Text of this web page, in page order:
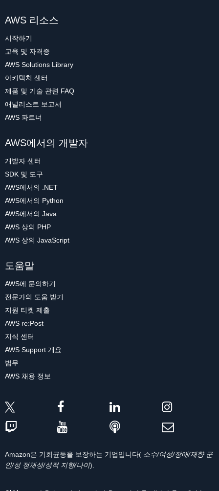
AWS 리소스
시작하기
교육 및 자격증
AWS Solutions Library
아키텍처 센터
제품 및 기술 관련 FAQ
애널리스트 보고서
AWS 파트너
AWS에서의 개발자
개발자 센터
SDK 및 도구
AWS에서의 .NET
AWS에서의 Python
AWS에서의 Java
AWS 상의 PHP
AWS 상의 JavaScript
도움말
AWS에 문의하기
전문가의 도움 받기
지원 티켓 제출
AWS re:Post
지식 센터
AWS Support 개요
법무
AWS 채용 정보
Amazon은 기회균등을 보장하는 기업입니다( 소수/여성/장애/재향 군
인/성 정체성/성적 지향/나이).